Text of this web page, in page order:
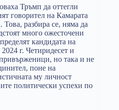
Тръмп да оттегли
говорител на Камарата
разбира се, няма да
много ожесточени
кандидата на
г. Четиридесет и
но така и не
поне на
му личност
политически успехи по